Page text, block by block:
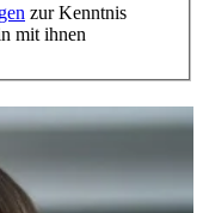
zur Kenntnis
mit ihnen